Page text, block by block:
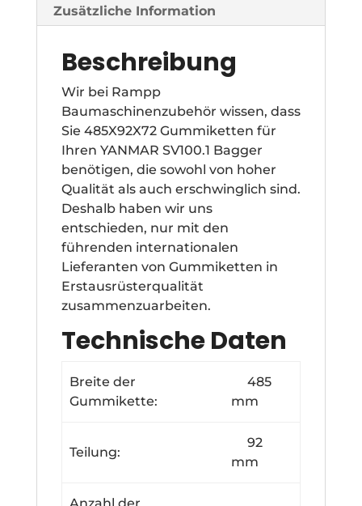
Zusätzliche Information
Beschreibung
Wir bei Rampp
Baumaschinenzubehör wissen, dass
Sie 485X92X72 Gummiketten für
Ihren YANMAR SV100.1 Bagger
benötigen, die sowohl von hoher
Qualität als auch erschwinglich sind.
Deshalb haben wir uns
entschieden, nur mit den
führenden internationalen
Lieferanten von Gummiketten in
Erstausrüsterqualität
zusammenzuarbeiten.
Technische Daten
Breite der
Gummikette:
485
mm
Teilung:
92
mm